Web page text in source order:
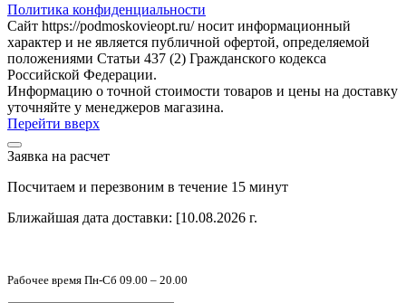
Политика конфиденциальности
Сайт https://podmoskovieopt.ru/ носит информационный
характер и не является публичной офертой, определяемой
положениями Статьи 437 (2) Гражданского кодекса
Российской Федерации.
Информацию о точной стоимости товаров и цены на доставку
уточняйте у менеджеров магазина.
Перейти вверх
Заявка на расчет
Посчитаем и перезвоним в течение 15 минут
Ближайшая дата доставки: [10.08.2026 г.
Рабочее время Пн-Сб 09.00 – 20.00